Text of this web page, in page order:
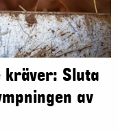
kräver: Sluta
av